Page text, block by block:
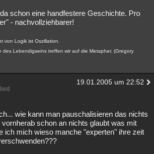
schon eine handfestere Geschichte. Pro
- nachvollziehbarer!
von Logik ist Oszillation.
Lebendigseins treffen wir auf die Metapher. (Gregory
19.01.2005 um 22:52
wie kann man pauschalisieren das nichts
schon an nichts glaubt was mit
ich mich wieso manche "experten" ihre zeit